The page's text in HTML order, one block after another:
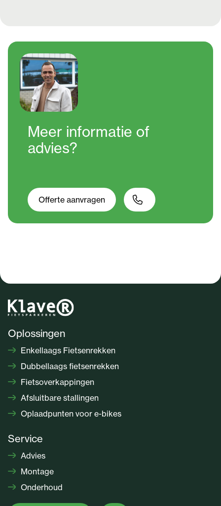
Meer informatie of
advies?
Offerte aanvragen
Oplossingen
Enkellaags Fietsenrekken
Dubbellaags fietsenrekken
Fietsoverkappingen
Afsluitbare stallingen
Oplaadpunten voor e-bikes
Service
Advies
Montage
Onderhoud